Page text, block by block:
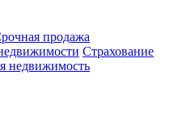
продажа
Страхование
недвижимость